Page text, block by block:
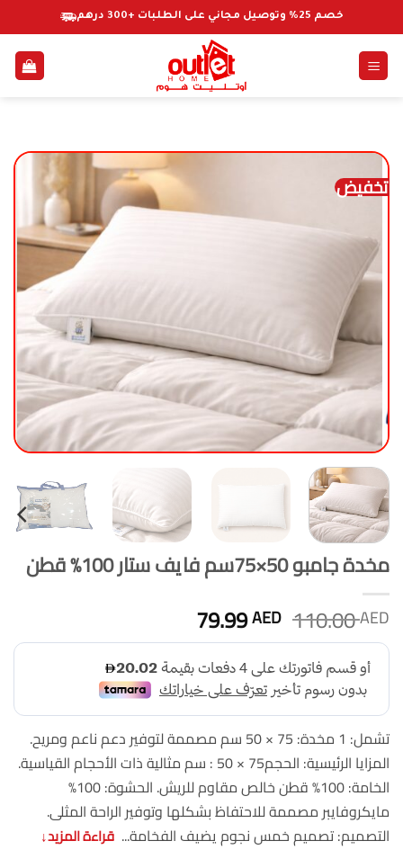
للمحتوى
خصم 25% وتوصيل مجاني على الطلبات +300 درهم
تخفيض
مخدة جامبو 50×75سم فايف ستار 100% قطن
110.00AED السعر
الأصلي
هو:
110.00 AED.
79.99AED
الحالي
هو:
79.99 AED.
تشمل: 1 مخدة: 75 × 50 سم مصممة لتوفير دعم ناعم ومريح.
المزايا الرئيسية: الحجم75 × 50 : سم مثالية ذات الأحجام القياسية.
الخامة: 100% قطن خالص مقاوم للريش. الحشوة: 100%
مايكروفايبر مصممة للاحتفاظ بشكلها وتوفير الراحة المثلى.
التصميم: تصميم خمس نجوم يضيف الفخامة... قراءة المزيد↓